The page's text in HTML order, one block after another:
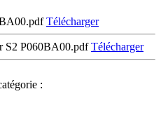
Télécharger
S2 P060BA00.pdfTélécharger
: